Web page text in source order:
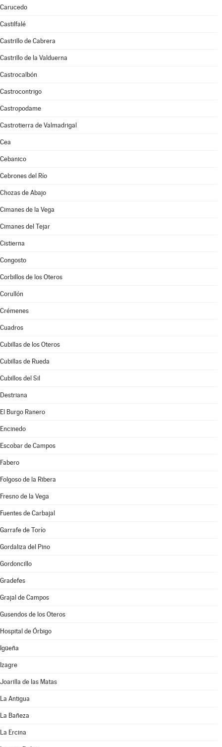
Carucedo
Castilfalé
Castrillo de Cabrera
Castrillo de la Valduerna
Castrocalbón
Castrocontrigo
Castropodame
Castrotierra de Valmadrigal
Cea
Cebanico
Cebrones del Río
Chozas de Abajo
Cimanes de la Vega
Cimanes del Tejar
Cistierna
Congosto
Corbillos de los Oteros
Corullón
Crémenes
Cuadros
Cubillas de los Oteros
Cubillas de Rueda
Cubillos del Sil
Destriana
El Burgo Ranero
Encinedo
Escobar de Campos
Fabero
Folgoso de la Ribera
Fresno de la Vega
Fuentes de Carbajal
Garrafe de Torío
Gordaliza del Pino
Gordoncillo
Gradefes
Grajal de Campos
Gusendos de los Oteros
Hospital de Órbigo
Igüeña
Izagre
Joarilla de las Matas
La Antigua
La Bañeza
La Ercina